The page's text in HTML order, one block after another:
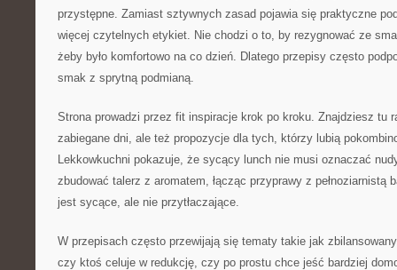
przystępne. Zamiast sztywnych zasad pojawia się praktyczne
więcej czytelnych etykiet. Nie chodzi o to, by rezygnować ze
żeby było komfortowo na co dzień. Dlatego przepisy często
smak z sprytną podmianą.
Strona prowadzi przez fit inspiracje krok po kroku. Znajdziesz tu
zabiegane dni, ale też propozycje dla tych, którzy lubią
Lekkowkuchni pokazuje, że sycący lunch nie musi oznaczać
zbudować talerz z aromatem, łącząc przyprawy z pełnoziarnistą
jest sycące, ale nie przytłaczające.
W przepisach często przewijają się tematy takie jak
czy ktoś celuje w redukcję, czy po prostu chce jeść bardziej